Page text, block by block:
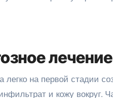
легко на первой стадии
и кожу вокруг.